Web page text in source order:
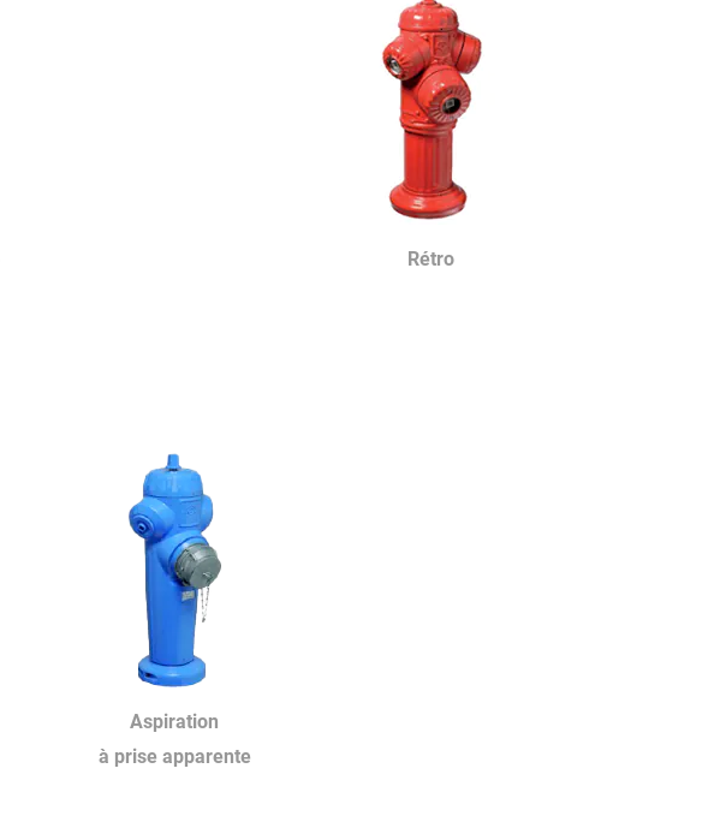
Rétro
Aspiration
à prise apparente